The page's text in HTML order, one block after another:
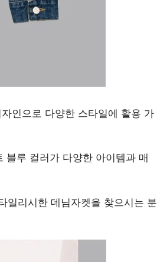
인으로 다양한 스타일에 활용 가
루 컬러가 다양한 아이템과 매
일리시한 데님자켓을 찾으시는 분